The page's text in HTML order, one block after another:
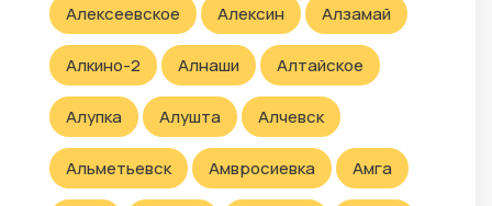
Алексеевское Алексин Алзамай
Алкино-2 Алнаши Алтайское
Алупка Алушта Алчевск
Альметьевск Амвросиевка Амга